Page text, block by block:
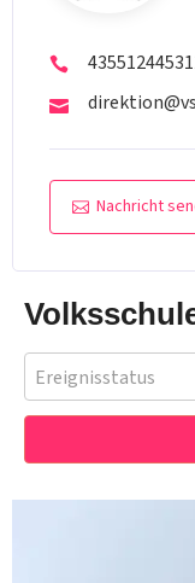
Nachricht
Ereignisstatus